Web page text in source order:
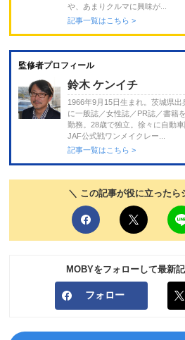
や、あまりクルマに興味が...
記事一覧はこちら >
監修者プロフィール
鈴木 ケンイチ
1966年9月15日生まれ。茨城県
に一般誌／女性誌／PR誌／書籍
勤務。28歳で独立。徐々に自動
JAF公式戦ワンメイクレー...
記事一覧はこちら >
＼ この記事が役に立ったら
MOBYをフォローして最新
フォロー